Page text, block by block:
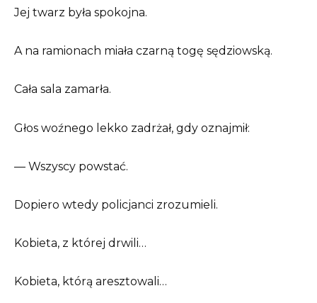
Jej twarz była spokojna.
A na ramionach miała czarną togę sędziowską.
Cała sala zamarła.
Głos woźnego lekko zadrżał, gdy oznajmił:
— Wszyscy powstać.
Dopiero wtedy policjanci zrozumieli.
Kobieta, z której drwili…
Kobieta, którą aresztowali…